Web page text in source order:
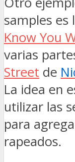
samples es
Know You
varias
Street de
La idea en
utilizar las
para
rapeados.